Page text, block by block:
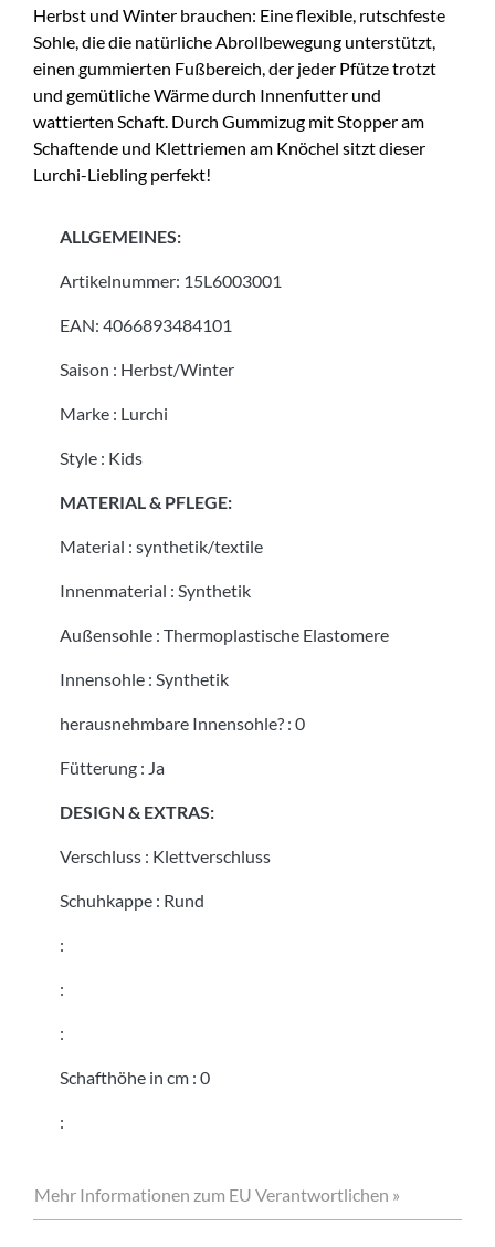
Herbst und Winter brauchen: Eine flexible, rutschfeste
Sohle, die die natürliche Abrollbewegung unterstützt,
einen gummierten Fußbereich, der jeder Pfütze trotzt
und gemütliche Wärme durch Innenfutter und
wattierten Schaft. Durch Gummizug mit Stopper am
Schaftende und Klettriemen am Knöchel sitzt dieser
Lurchi-Liebling perfekt!
ALLGEMEINES:
Artikelnummer: 15L6003001
EAN: 4066893484101
Saison : Herbst/Winter
Marke : Lurchi
Style : Kids
MATERIAL & PFLEGE:
Material : synthetik/textile
Innenmaterial : Synthetik
Außensohle : Thermoplastische Elastomere
Innensohle : Synthetik
herausnehmbare Innensohle? : 0
Fütterung : Ja
DESIGN & EXTRAS:
Verschluss : Klettverschluss
Schuhkappe : Rund
:
:
:
Schafthöhe in cm : 0
:
Mehr Informationen zum EU Verantwortlichen »